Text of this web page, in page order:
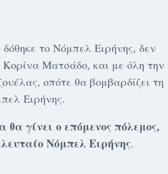
το Νόμπελ Ειρήνης, δεν
Ματσάδο, και με όλη την
οπότε θα βομβαρδίζει τη
Ειρήνης.
γίνει ο επόμενος πόλεμος,
Νόμπελ Ειρήνης.